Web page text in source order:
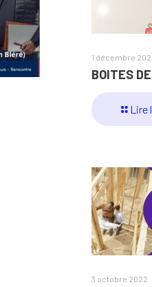
1 décembre
BOITES
Lire
3 octobre 2022